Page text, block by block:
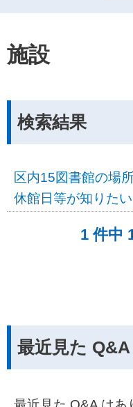
施設
検索結果
区内15図書館の場
休館日等が知りたい
1 件中
最近見た Q&A